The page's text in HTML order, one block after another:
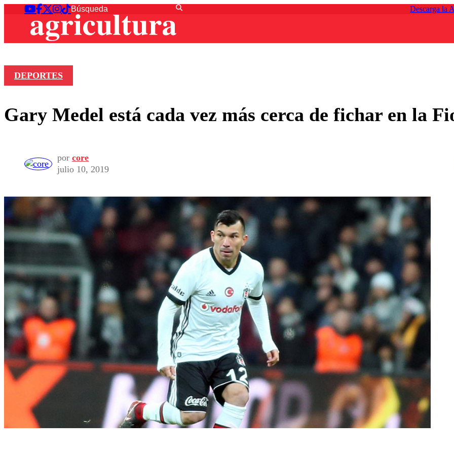
Descarga la
DEPORTES
Gary Medel está cada vez más cerca de fichar en la
por core
julio 10, 2019